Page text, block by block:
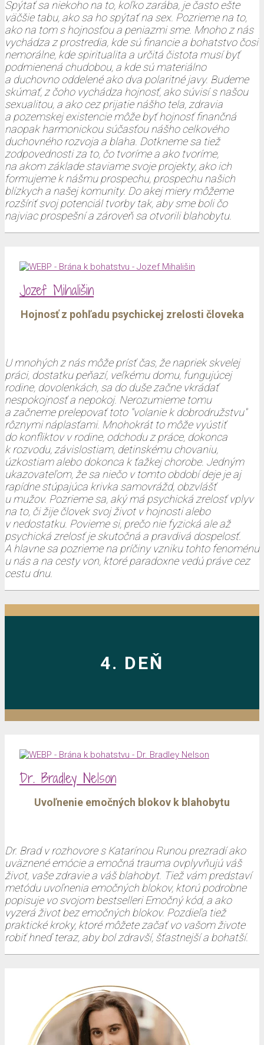
Spýtať sa niekoho na to, koľko zarába, je často ešte
väčšie tabu, ako sa ho spýtať na sex. Pozrieme na to,
ako na tom s hojnosťou a peniazmi sme. Mnoho z nás
vychádza z prostredia, kde sú financie a bohatstvo čosi
nemorálne, kde spiritualita a určitá čistota musí byť
podmienená chudobou, a kde sú materiálno
a duchovno oddelené ako dva polaritné javy. Budeme
skúmať, z čoho vychádza hojnosť, ako súvisí s našou
sexualitou, a ako cez prijatie nášho tela, zdravia
a pozemskej existencie môže byť hojnosť finančná
naopak harmonickou súčasťou nášho celkového
duchovného rozvoja a blaha. Dotkneme sa tiež
zodpovednosti za to, čo tvoríme a ako tvoríme,
na akom základe staviame svoje projekty, ako ich
formujeme k nášmu prospechu, prospechu našich
blízkych a našej komunity. Do akej miery môžeme
rozšíriť svoj potenciál tvorby tak, aby sme boli čo
najviac prospešní a zároveň sa otvorili blahobytu.
Jozef Mihališin
Hojnosť z pohľadu psychickej zrelosti človeka
U mnohých z nás môže prísť čas, že napriek skvelej
práci, dostatku peňazí, veľkému domu, fungujúcej
rodine, dovolenkách, sa do duše začne vkrádať
nespokojnosť a nepokoj. Nerozumieme tomu
a začneme prelepovať toto "volanie k dobrodružstvu"
rôznymi náplasťami. Mnohokrát to môže vyústiť
do konfliktov v rodine, odchodu z práce, dokonca
k rozvodu, závislostiam, detinskému chovaniu,
úzkostiam alebo dokonca k ťažkej chorobe. Jedným
ukazovateľom, že sa niečo v tomto období deje je aj
rapídne stúpajúca krivka samovrážd, obzvlášť
u mužov. Pozrieme sa, aký má psychická zrelosť vplyv
na to, či žije človek svoj život v hojnosti alebo
v nedostatku. Povieme si, prečo nie fyzická ale až
psychická zrelosť je skutočná a pravdivá dospelosť.
A hlavne sa pozrieme na príčiny vzniku tohto fenoménu
u nás a na cesty von, ktoré paradoxne vedú práve cez
cestu dnu.
4. DEŇ
Dr. Bradley Nelson
Uvoľnenie emočných blokov k blahobytu
Dr. Brad v rozhovore s Katarínou Runou prezradí ako
uväznené emócie a emočná trauma ovplyvňujú váš
život, vaše zdravie a váš blahobyt. Tiež vám predstaví
metódu uvoľnenia emočných blokov, ktorú podrobne
popisuje vo svojom bestselleri Emočný kód, a ako
vyzerá život bez emočných blokov. Pozdieľa tiež
praktické kroky, ktoré môžete začať vo vašom živote
robiť hneď teraz, aby bol zdravší, šťastnejší a bohatší.